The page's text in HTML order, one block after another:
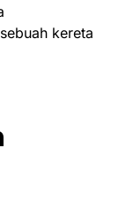
kereta